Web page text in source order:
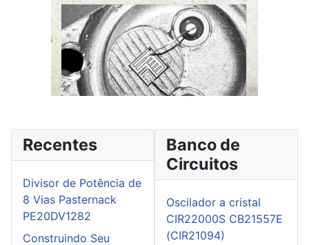
Recentes
Divisor de Potência de
8 Vias Pasternack
PE20DV1282
Construindo Seu
Banco de
Circuitos
Oscilador a cristal
CIR22000S CB21557E
(CIR21094)